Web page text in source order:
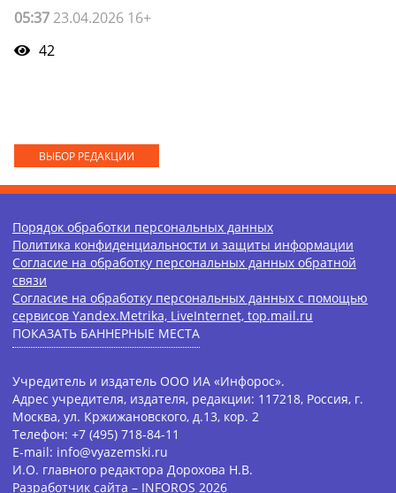
05:37 23.04.2026 16+
42
ВЫБОР РЕДАКЦИИ
Порядок обработки персональных данных
Политика конфиденциальности и защиты информации
Согласие на обработку персональных данных обратной
связи
Согласие на обработку персональных данных с помощью
сервисов Yandex.Metrika, LiveInternet, top.mail.ru
ПОКАЗАТЬ БАННЕРНЫЕ МЕСТА
Учредитель и издатель ООО ИА «Инфорос».
Адрес учредителя, издателя, редакции: 117218, Россия, г.
Москва, ул. Кржижановского, д.13, кор. 2
Телефон: +7 (495) 718-84-11
E-mail: info@vyazemski.ru
И.О. главного редактора Дорохова Н.В.
Разработчик сайта – INFOROS 2026